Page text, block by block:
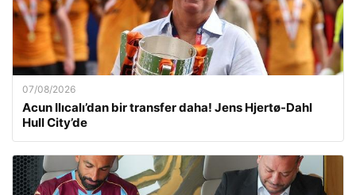
07/08/2026
Acun Ilıcalı’dan bir transfer daha! Jens Hjertø-Dahl
Hull City’de